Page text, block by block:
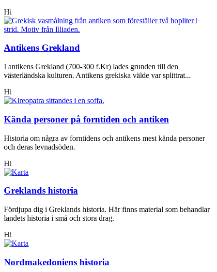
Hi
Antikens Grekland
I antikens Grekland (700-300 f.Kr) lades grunden till den
västerländska kulturen. Antikens grekiska välde var splittrat...
Hi
Kända personer på forntiden och antiken
Historia om några av forntidens och antikens mest kända personer
och deras levnadsöden.
Hi
Greklands historia
Fördjupa dig i Greklands historia. Här finns material som behandlar
landets historia i små och stora drag.
Hi
Nordmakedoniens historia